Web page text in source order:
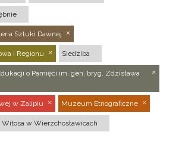
Sztuki Dawnej
i Regionu Siedziba
o Pamięci im. gen. bryg. Zdzisława
w Zalipiu Muzeum Etnograficzne
w Wierzchosławicach